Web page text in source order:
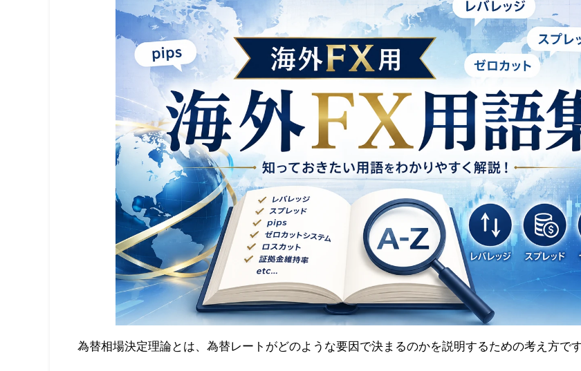
為替相場決定理論とは、為替レートがどのような要因で決まるのかを説明するための考え方です